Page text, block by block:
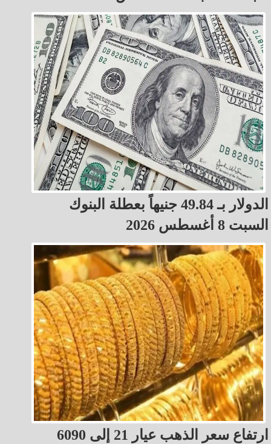
الدولار بـ 49.84 جنيهاً بعطلة البنوك
السبت 8 أغسطس 2026
ارتفاع سعر الذهب عيار 21 إلى 6090